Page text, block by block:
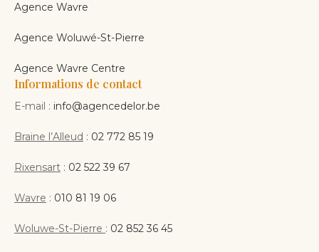
Agence Wavre
Agence Woluwé-St-Pierre
Agence Wavre Centre
Informations de contact
E-mail : info@agencedelor.be
Braine l’Alleud : 02 772 85 19
Rixensart : 02 522 39 67
Wavre : 010 81 19 06
Woluwe-St-Pierre : 02 852 36 45